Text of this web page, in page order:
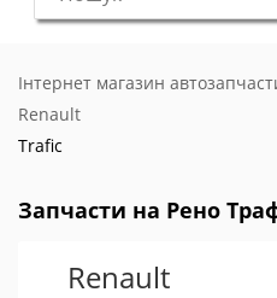
Інтернет магазин
Renault
Trafic
Запчасти на Рено
Renault